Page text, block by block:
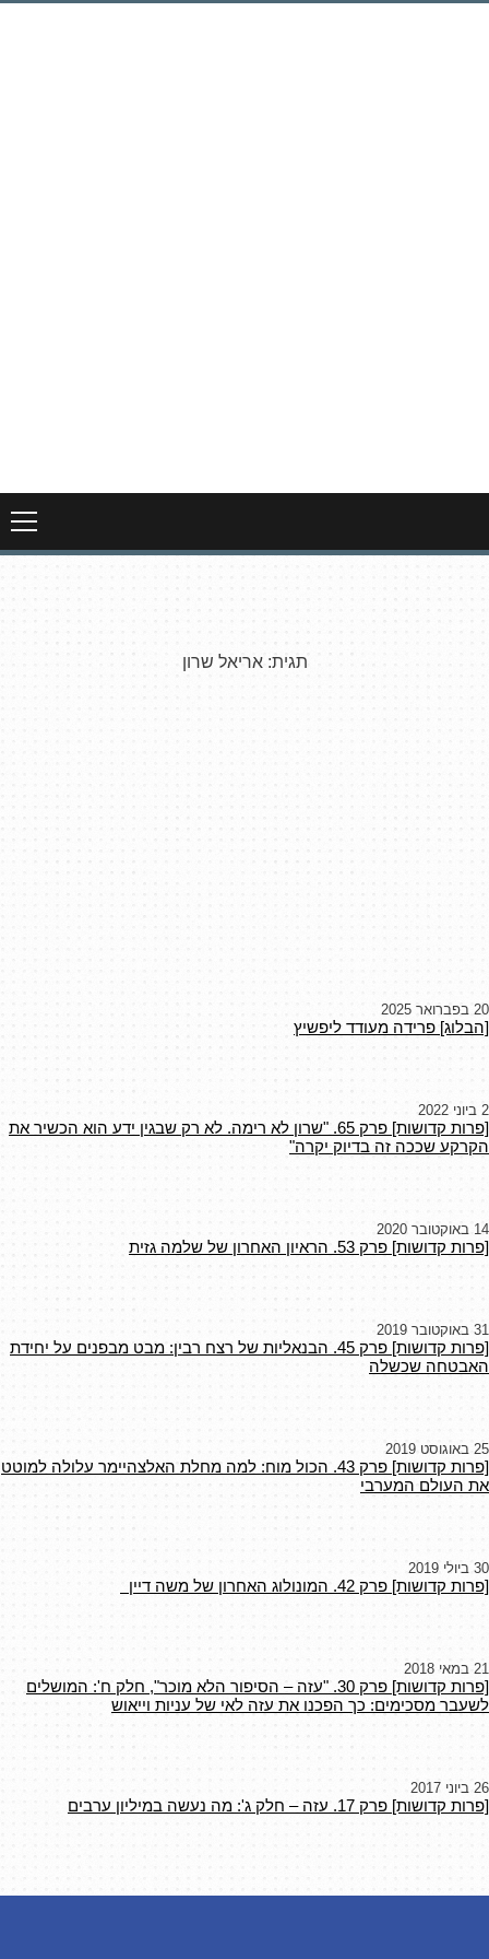
לדלג
תגית:אריאל שרון
20 בפברואר 2025
[הבלוג] פרידה מעודד ליפשיץ
2 ביוני 2022
[פרות קדושות] פרק 65. "שרון לא רימה. לא רק שבגין ידע הוא הכשיר את
הקרקע שככה זה בדיוק יקרה"
14 באוקטובר 2020
[פרות קדושות] פרק 53. הראיון האחרון של שלמה גזית
31 באוקטובר 2019
[פרות קדושות] פרק 45. הבנאליות של רצח רבין: מבט מבפנים על יחידת
האבטחה שכשלה
25 באוגוסט 2019
[פרות קדושות] פרק 43. הכול מוח: למה מחלת האלצהיימר עלולה למוטט
את העולם המערבי
30 ביולי 2019
[פרות קדושות] פרק 42. המונולוג האחרון של משה דיין
21 במאי 2018
[פרות קדושות] פרק 30. "עזה – הסיפור הלא מוכר", חלק ח': המושלים
לשעבר מסכימים: כך הפכנו את עזה לאי של עניות וייאוש
26 ביוני 2017
[פרות קדושות] פרק 17. עזה – חלק ג': מה נעשה במיליון ערבים